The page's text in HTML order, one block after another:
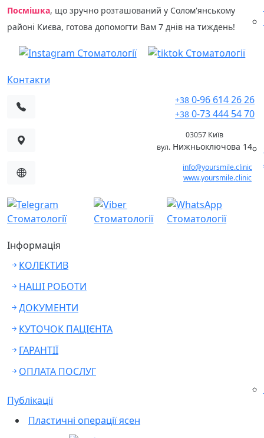
Посмішка, що зручно розташований у Солом'янському
районі Києва, готова допомогти Вам 7 днів на тиждень!
Контакти
+38 0-96 614 26 26
+38 0-73 444 54 70
03057 Київ
вул. Нижньоключова 14
info@yoursmile.clinic
www.yoursmile.clinic
Інформація
КОЛЕКТИВ
НАШІ РОБОТИ
ДОКУМЕНТИ
КУТОЧОК ПАЦІЄНТА
ГАРАНТІЇ
ОПЛАТА ПОСЛУГ
Публікації
Пластичні операції ясен